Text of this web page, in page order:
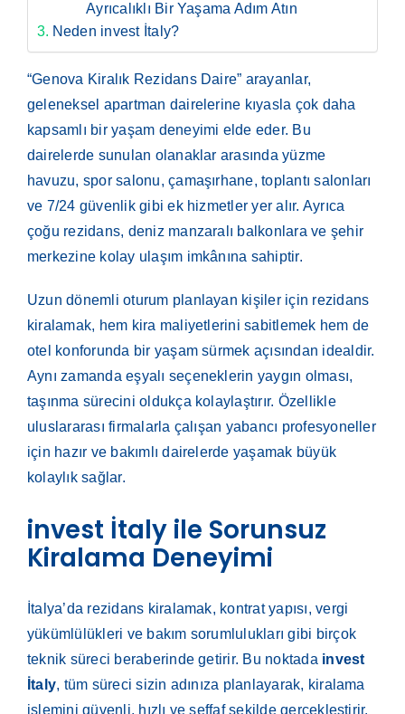
Ayrıcalıklı Bir Yaşama Adım Atın
Neden invest İtaly?
“Genova Kiralık Rezidans Daire” arayanlar,
geleneksel apartman dairelerine kıyasla çok daha
kapsamlı bir yaşam deneyimi elde eder. Bu
dairelerde sunulan olanaklar arasında yüzme
havuzu, spor salonu, çamaşırhane, toplantı salonları
ve 7/24 güvenlik gibi ek hizmetler yer alır. Ayrıca
çoğu rezidans, deniz manzaralı balkonlara ve şehir
merkezine kolay ulaşım imkânına sahiptir.
Uzun dönemli oturum planlayan kişiler için rezidans
kiralamak, hem kira maliyetlerini sabitlemek hem de
otel konforunda bir yaşam sürmek açısından idealdir.
Aynı zamanda eşyalı seçeneklerin yaygın olması,
taşınma sürecini oldukça kolaylaştırır. Özellikle
uluslararası firmalarla çalışan yabancı profesyoneller
için hazır ve bakımlı dairelerde yaşamak büyük
kolaylık sağlar.
invest İtaly ile Sorunsuz
Kiralama Deneyimi
İtalya’da rezidans kiralamak, kontrat yapısı, vergi
yükümlülükleri ve bakım sorumlulukları gibi birçok
teknik süreci beraberinde getirir. Bu noktada invest
İtaly, tüm süreci sizin adınıza planlayarak, kiralama
işlemini güvenli, hızlı ve şeffaf şekilde gerçekleştirir.